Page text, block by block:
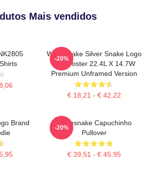
Mais vendidos
Whitesnake Silver Snake Logo
Wall Poster 22.4L X 14.7W
Premium Unframed Version
€ 18,21 - € 42,22
-20%
Brand
Whitesnake Capuchinho
Pullover
€ 39,51 - € 45,95
-20%